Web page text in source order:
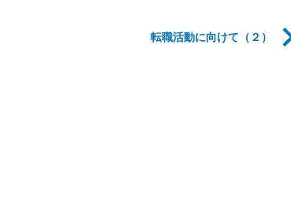
転職活動に向けて（２）